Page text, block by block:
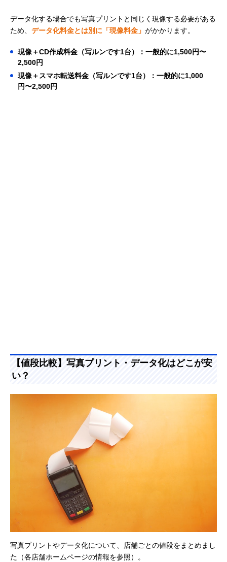
データ化する場合でも写真プリントと同じく現像する必要がある
ため、 データ化料金とは別に「現像料金」 がかかります。
現像＋CD作成料金（写ルンです1台）：一般的に1,500円〜
2,500円
現像＋スマホ転送料金（写ルンです1台）：一般的に1,000
円〜2,500円
【値段比較】写真プリント・データ化はどこが安
い？
写真プリントやデータ化について、店舗ごとの値段をまとめまし
た（各店舗ホームページの情報を参照）。